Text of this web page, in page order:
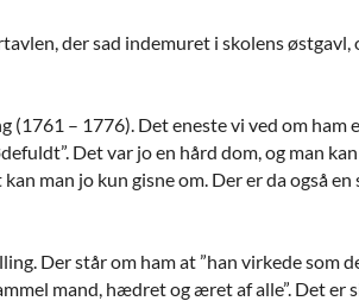
der sad indemuret i skolens
– 1776). Det eneste vi ved om
Det var jo en hård dom, og man
man jo kun gisne om. Der er da også
Der står om ham at ”han virkede som
mand, hædret og æret af alle”. Det